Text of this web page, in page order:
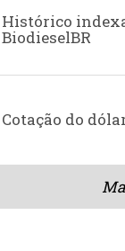
Histórico
BiodieselBR
Cotação do